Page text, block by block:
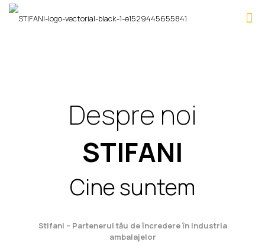
Despre noi
STIFANI
Cine suntem
Stifani – Partenerul tău de încredere în industria
ambalajelor